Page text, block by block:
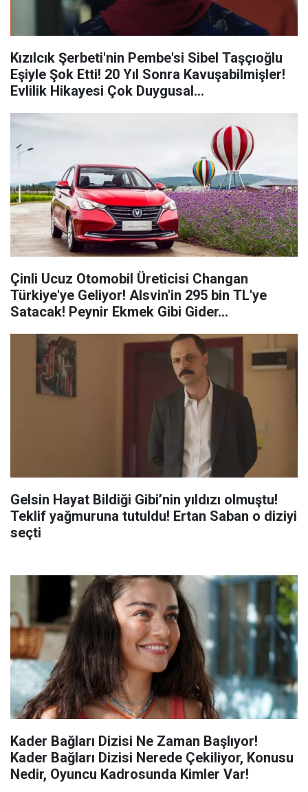
Kızılcık Şerbeti'nin Pembe'si Sibel Taşçıoğlu
Eşiyle Şok Etti! 20 Yıl Sonra Kavuşabilmişler!
Evlilik Hikayesi Çok Duygusal...
Çinli Ucuz Otomobil Üreticisi Changan
Türkiye'ye Geliyor! Alsvin'in 295 bin TL'ye
Satacak! Peynir Ekmek Gibi Gider...
Gelsin Hayat Bildiği Gibi’nin yıldızı olmuştu!
Teklif yağmuruna tutuldu! Ertan Saban o diziyi
seçti
Kader Bağları Dizisi Ne Zaman Başlıyor!
Kader Bağları Dizisi Nerede Çekiliyor, Konusu
Nedir, Oyuncu Kadrosunda Kimler Var!